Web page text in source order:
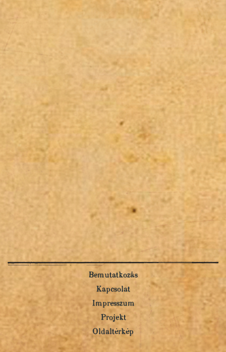
Bemutatkozás
Kapcsolat
Impresszum
Projekt
Oldaltérkép